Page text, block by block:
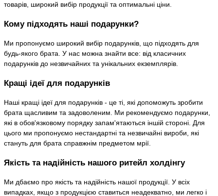
товарів, широкий вибір продукції та оптимальні ціни.
Кому підходять наші подарунки?
Ми пропонуємо широкий вибір подарунків, що підходять для
будь-якого брата. У нас можна знайти все: від класичних
подарунків до незвичайних та унікальних екземплярів.
Кращі ідеї для подарунків
Наші кращі ідеї для подарунків - це ті, які допоможуть зробити
брата щасливим та задоволеним. Ми рекомендуємо подарунки,
які в обов'язковому порядку запам'ятаються іншій стороні. Для
цього ми пропонуємо нестандартні та незвичайні вироби, які
стануть для брата справжнім предметом мрії.
Якість та надійність нашого ритейл холдінгу
Ми дбаємо про якість та надійність нашої продукції. У всіх
випадках, якщо з продукцією ставиться неадекватно, ми легко і